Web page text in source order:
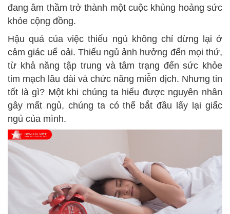
đang âm thầm trở thành một cuộc khủng hoảng sức
khỏe cộng đồng.
Hậu quả của việc thiếu ngủ không chỉ dừng lại ở
cảm giác uể oải. Thiếu ngủ ảnh hưởng đến mọi thứ,
từ khả năng tập trung và tâm trạng đến sức khỏe
tim mạch lâu dài và chức năng miễn dịch. Nhưng tin
tốt là gì? Một khi chúng ta hiểu được nguyên nhân
gây mất ngủ, chúng ta có thể bắt đầu lấy lại giấc
ngủ của mình.